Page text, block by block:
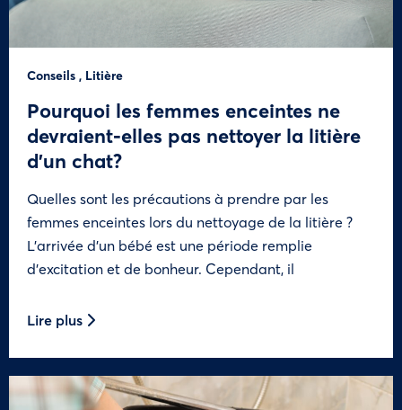
Conseils , Litière
Pourquoi les femmes enceintes ne
devraient-elles pas nettoyer la litière
d’un chat?
Quelles sont les précautions à prendre par les
femmes enceintes lors du nettoyage de la litière ?
L’arrivée d’un bébé est une période remplie
d’excitation et de bonheur. Cependant, il
Lire plus